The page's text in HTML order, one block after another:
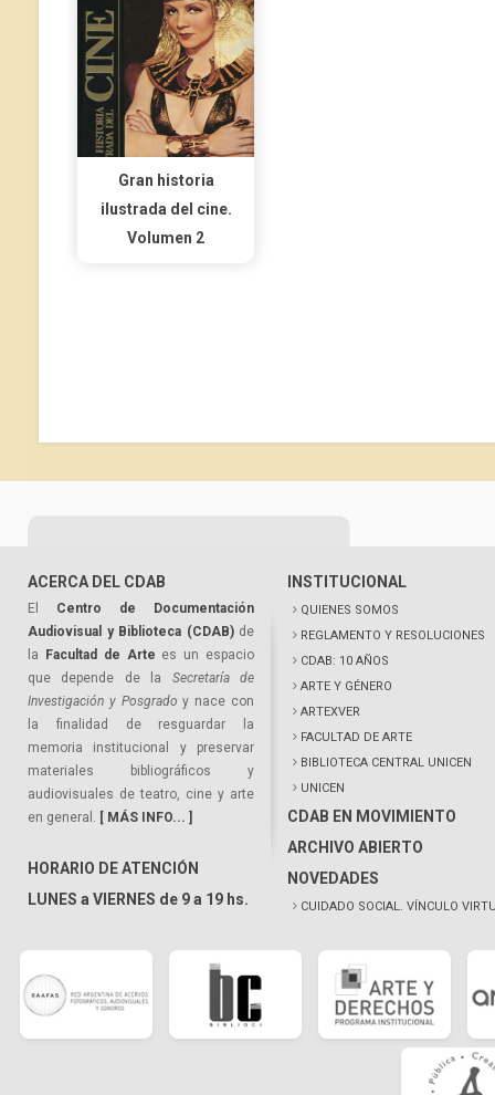
Gran historia
ilustrada del cine.
Volumen 2
ACERCA DEL CDAB
El Centro de Documentación
Audiovisual y Biblioteca (CDAB)de
la
Facultad de Arte es un espacio
que depende de la Secretaría de
Investigación y Posgrado y nace con
la finalidad de resguardar la
memoria institucional y preservar
materiales bibliográficos y
audiovisuales de teatro, cine y arte
en general. [ MÁS INFO... ]
HORARIO DE ATENCIÓN
LUNES a VIERNES de 9 a 19 hs.
INSTITUCIONAL
QUIENES SOMOS
REGLAMENTO Y RESOLUCIONES
CDAB: 10 AÑOS
ARTE Y GÉNERO
ARTEXVER
FACULTAD DE ARTE
BIBLIOTECA CENTRAL UNICEN
UNICEN
CDAB EN MOVIMIENTO
ARCHIVO ABIERTO
NOVEDADES
CUIDADO SOCIAL. VÍNCULO